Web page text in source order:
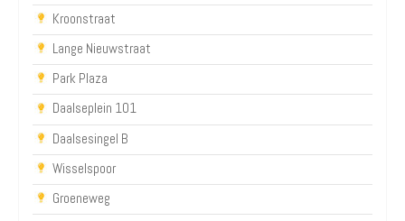
Kroonstraat
Lange Nieuwstraat
Park Plaza
Daalseplein 101
Daalsesingel B
Wisselspoor
Groeneweg